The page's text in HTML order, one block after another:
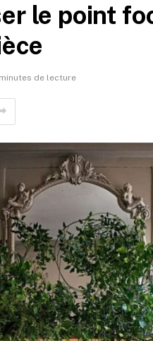
le point
minutes de lecture